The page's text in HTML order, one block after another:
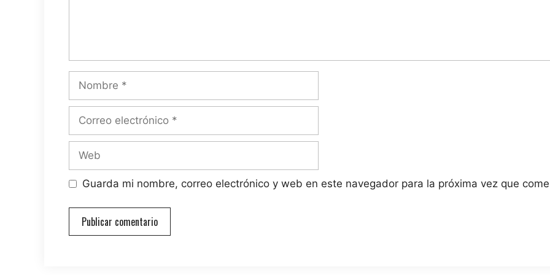
Nombre
Correo
Web
Guarda mi nombre, correo electrónico y web en este navegador para la próxima vez que